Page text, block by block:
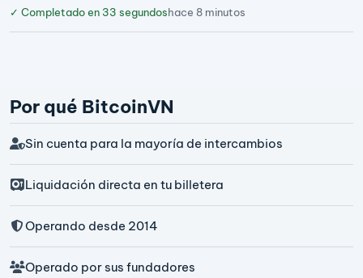
✓ Completado en 33 segundoshace 8 minutos
Por qué BitcoinVN
Sin cuenta para la mayoría de intercambios
Liquidación directa en tu billetera
Operando desde 2014
Operado por sus fundadores